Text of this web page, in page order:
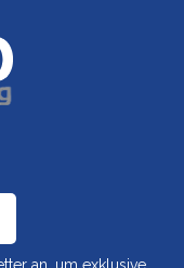
Link zu https://